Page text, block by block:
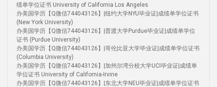
绩单学位证书 University of California Los Angeles
办美国学历【Q微信744043126】|纽约大学NYU毕业证|成绩单学位证书
(New York University)
办美国学历【Q微信744043126】|普渡大学Purdue毕业证|成绩单学位
证书 (Purdue University)
办美国学历【Q微信744043126】|哥伦比亚大学毕业证|成绩单学位证书
(Columbia University)
办美国学历【Q微信744043126】|加州尔湾分校大学UCI毕业证|成绩单
学位证书 University of California-Irvine
办美国学历【Q微信744043126】|东北大学NEU毕业证|成绩单学位证书